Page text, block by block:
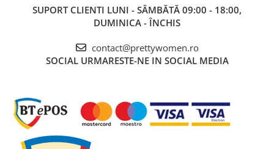
SUPORT CLIENTI LUNI - SÂMBĂTĂ 09:00 - 18:00,
DUMINICA - ÎNCHIS
contact@prettywomen.ro
SOCIAL URMARESTE-NE IN SOCIAL MEDIA